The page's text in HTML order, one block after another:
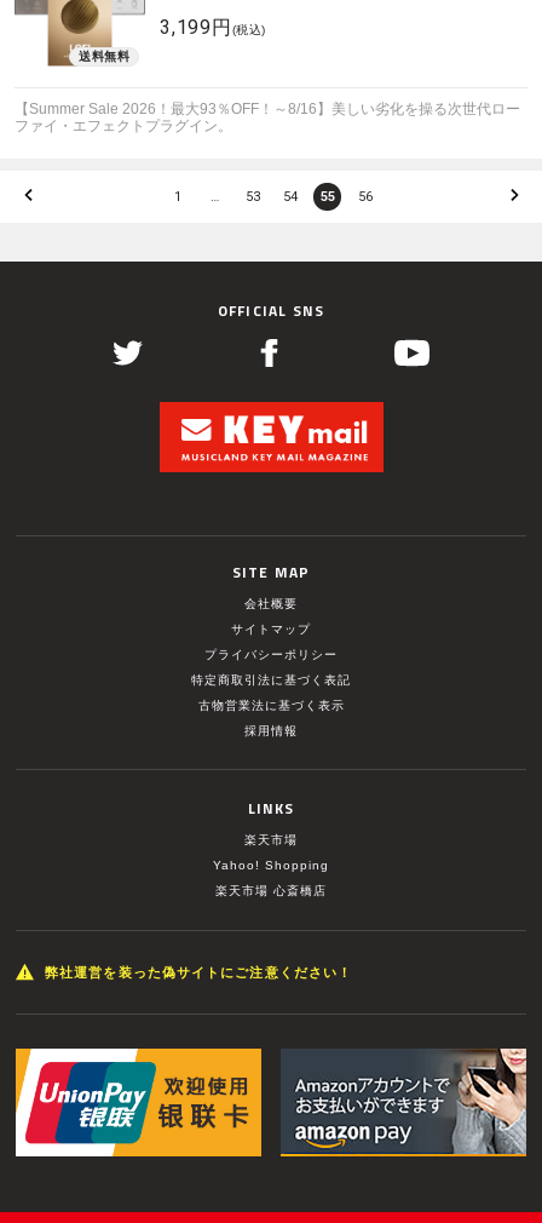
3,199円 (税込)
【Summer Sale 2026！最大93％OFF！～8/16】美しい劣化を操る次世代ロー
ファイ・エフェクトプラグイン。
1 … 53 54 55 56
OFFICIAL SNS
SITE MAP
会社概要
サイトマップ
プライバシーポリシー
特定商取引法に基づく表記
古物営業法に基づく表示
採用情報
LINKS
楽天市場
Yahoo! Shopping
楽天市場 心斎橋店
弊社運営を装った偽サイトにご注意ください！